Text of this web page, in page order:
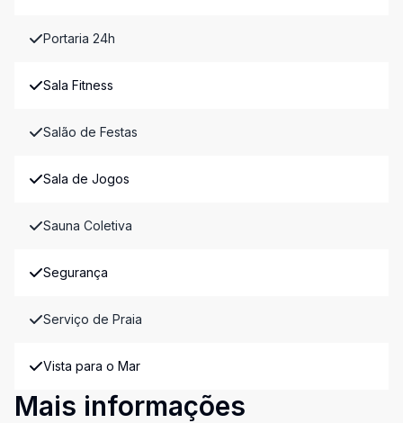
Portaria 24h
Sala Fitness
Salão de Festas
Sala de Jogos
Sauna Coletiva
Segurança
Serviço de Praia
Vista para o Mar
Mais informações